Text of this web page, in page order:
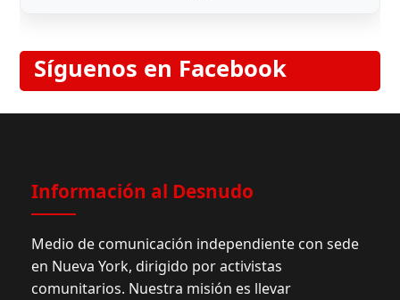
Síguenos en Facebook
Información al Desnudo
Medio de comunicación independiente con sede
en Nueva York, dirigido por activistas
comunitarios. Nuestra misión es llevar